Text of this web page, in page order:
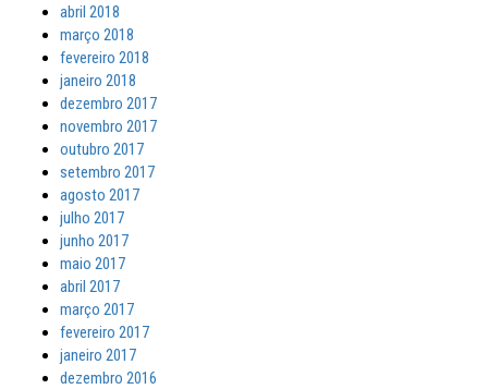
abril 2018
março 2018
fevereiro 2018
janeiro 2018
dezembro 2017
novembro 2017
outubro 2017
setembro 2017
agosto 2017
julho 2017
junho 2017
maio 2017
abril 2017
março 2017
fevereiro 2017
janeiro 2017
dezembro 2016